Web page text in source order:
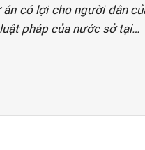
có lợi cho người dân
pháp của nước sở tại…